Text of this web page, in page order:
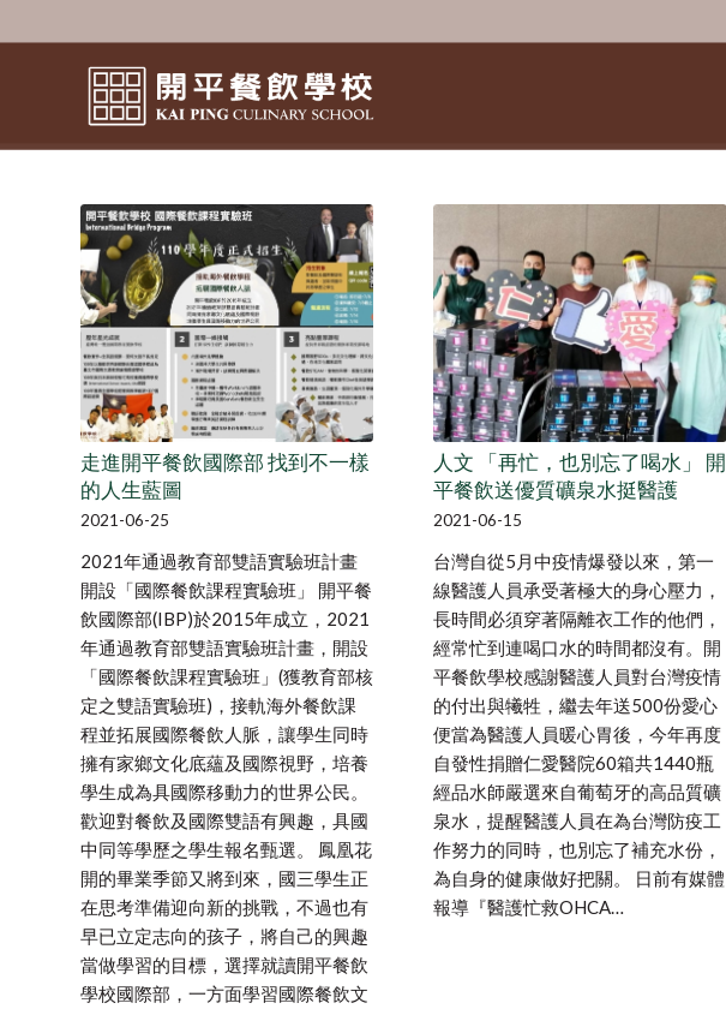
走進開平餐飲國際部 找到不一樣
的人生藍圖
2021-06-25
2021年通過教育部雙語實驗班計畫
開設「國際餐飲課程實驗班」 開平餐
飲國際部(IBP)於2015年成立，2021
年通過教育部雙語實驗班計畫，開設
「國際餐飲課程實驗班」(獲教育部核
定之雙語實驗班)，接軌海外餐飲課
程並拓展國際餐飲人脈，讓學生同時
擁有家鄉文化底蘊及國際視野，培養
學生成為具國際移動力的世界公民。
歡迎對餐飲及國際雙語有興趣，具國
中同等學歷之學生報名甄選。 鳳凰花
開的畢業季節又將到來，國三學生正
在思考準備迎向新的挑戰，不過也有
早已立定志向的孩子，將自己的興趣
當做學習的目標，選擇就讀開平餐飲
學校國際部，一方面學習國際餐飲文
人文 「再忙，也別忘了喝水」 開
平餐飲送優質礦泉水挺醫護
2021-06-15
台灣自從5月中疫情爆發以來，第一
線醫護人員承受著極大的身心壓力，
長時間必須穿著隔離衣工作的他們，
經常忙到連喝口水的時間都沒有。開
平餐飲學校感謝醫護人員對台灣疫情
的付出與犧牲，繼去年送500份愛心
便當為醫護人員暖心胃後，今年再度
自發性捐贈仁愛醫院60箱共1440瓶
經品水師嚴選來自葡萄牙的高品質礦
泉水，提醒醫護人員在為台灣防疫工
作努力的同時，也別忘了補充水份，
為自身的健康做好把關。 日前有媒體
報導『醫護忙救OHCA…